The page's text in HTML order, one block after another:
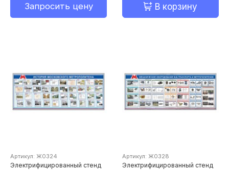
Запросить цену В корзину
Артикул: Ж0324
Электрифицированный стенд
Артикул: Ж0328
Электрифицированный стенд